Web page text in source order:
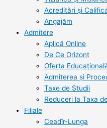
Acreditări şi
Angajăm
Admitere
Aplică Online
De Ce Orizont
Oferta
Admiterea și
Taxe de Studii
Reduceri la Taxa
Filiale
Ceadîr-Lunga